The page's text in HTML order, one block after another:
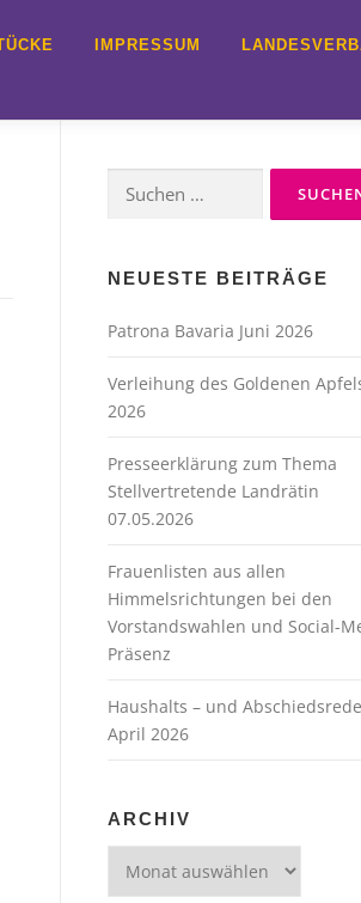
IMPRESSUM
nach:
NEUESTE BEITRÄGE
Patrona Bavaria Juni 2026
Verleihung des Goldenen
2026
Presseerklärung zum Thema
Stellvertretende Landrätin
07.05.2026
Frauenlisten aus allen
Himmelsrichtungen bei den
Vorstandswahlen und Social-
Präsenz
Haushalts – und
April 2026
ARCHIV